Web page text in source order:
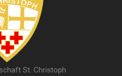
St. Christoph